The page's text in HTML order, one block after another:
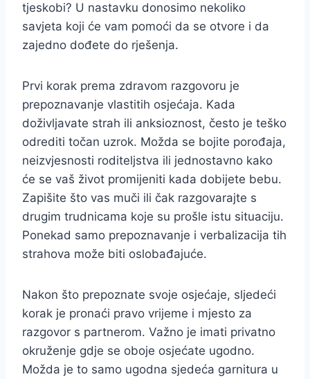
tjeskobi? U nastavku donosimo nekoliko
savjeta koji će vam pomoći da se otvore i da
zajedno dođete do rješenja.
Prvi korak prema zdravom razgovoru je
prepoznavanje vlastitih osjećaja. Kada
doživljavate strah ili anksioznost, često je teško
odrediti točan uzrok. Možda se bojite porođaja,
neizvjesnosti roditeljstva ili jednostavno kako
će se vaš život promijeniti kada dobijete bebu.
Zapišite što vas muči ili čak razgovarajte s
drugim trudnicama koje su prošle istu situaciju.
Ponekad samo prepoznavanje i verbalizacija tih
strahova može biti oslobađajuće.
Nakon što prepoznate svoje osjećaje, sljedeći
korak je pronaći pravo vrijeme i mjesto za
razgovor s partnerom. Važno je imati privatno
okruženje gdje se oboje osjećate ugodno.
Možda je to samo ugodna sjedeća garnitura u